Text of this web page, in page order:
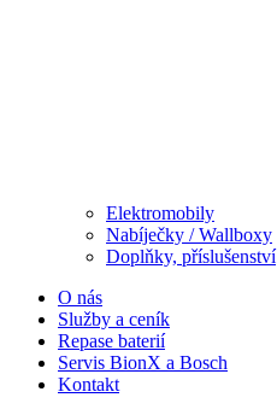
Elektromobily
Nabíječky / Wallboxy
Doplňky, příslušenství
O nás
Služby a ceník
Repase baterií
Servis BionX a Bosch
Kontakt